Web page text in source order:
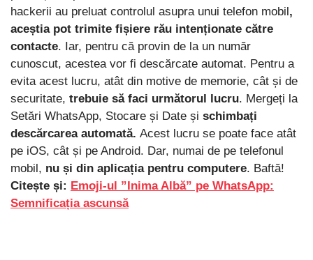
hackerii au preluat controlul asupra unui telefon mobil ,
aceștia pot trimite fișiere rău intenționate către
contacte. Iar, pentru că provin de la un număr
cunoscut, acestea vor fi descărcate automat. Pentru a
evita acest lucru, atât din motive de memorie, cât și de
securitate, trebuie să faci următorul lucru. Mergeți la
Setări WhatsApp, Stocare și Date și schimbați
descărcarea automată. Acest lucru se poate face atât
pe iOS, cât și pe Android. Dar, numai de pe telefonul
mobil, nu și din aplicația pentru computere. Baftă!
Citește și: Emoji-ul ”Inima Albă” pe WhatsApp:
Semnificația ascunsă